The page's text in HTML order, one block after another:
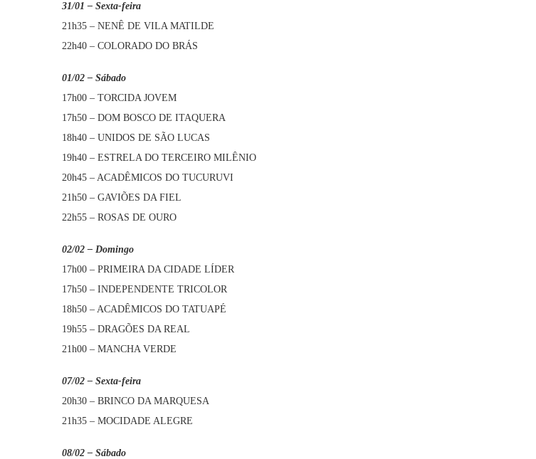
31/01 – Sexta-feira
21h35 – NENÊ DE VILA MATILDE
22h40 – COLORADO DO BRÁS
01/02 – Sábado
17h00 – TORCIDA JOVEM
17h50 – DOM BOSCO DE ITAQUERA
18h40 – UNIDOS DE SÃO LUCAS
19h40 – ESTRELA DO TERCEIRO MILÊNIO
20h45 – ACADÊMICOS DO TUCURUVI
21h50 – GAVIÕES DA FIEL
22h55 – ROSAS DE OURO
02/02 – Domingo
17h00 – PRIMEIRA DA CIDADE LÍDER
17h50 – INDEPENDENTE TRICOLOR
18h50 – ACADÊMICOS DO TATUAPÉ
19h55 – DRAGÕES DA REAL
21h00 – MANCHA VERDE
07/02 – Sexta-feira
20h30 – BRINCO DA MARQUESA
21h35 – MOCIDADE ALEGRE
08/02 – Sábado